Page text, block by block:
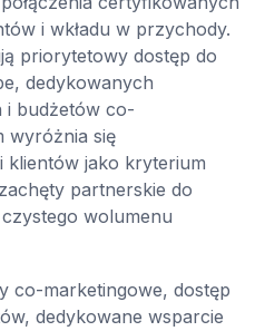
i wkładu w przychody.
priorytetowy dostęp do
dedykowanych
i budżetów co-
wyróżnia się
klientów jako kryterium
partnerskie do
wolumenu
co-marketingowe, dostęp
dedykowane wsparcie